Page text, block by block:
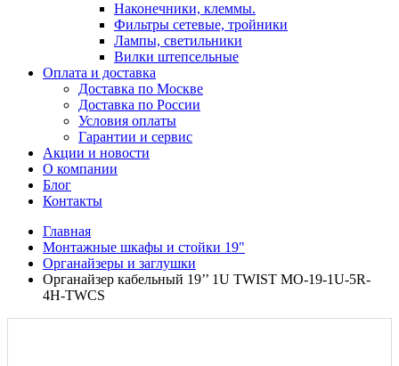
Наконечники, клеммы.
Фильтры сетевые, тройники
Лампы, светильники
Вилки штепсельные
Оплата и доставка
Доставка по Москве
Доставка по России
Условия оплаты
Гарантии и сервис
Акции и новости
О компании
Блог
Контакты
Главная
Монтажные шкафы и стойки 19"
Органайзеры и заглушки
Органайзер кабельный 19’’ 1U TWIST MO-19-1U-5R-
4H-TWCS